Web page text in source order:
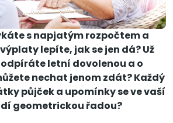
s napjatým rozpočtem a
lepíte, jak se jen dá? Už
letní dovolenou a o
nechat jenom zdát? Každý
půjček a upomínky se ve vaší
geometrickou řadou?